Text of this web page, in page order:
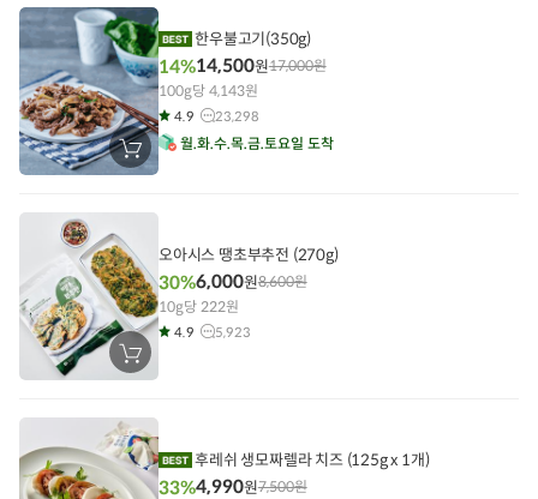
에
담
기
장
바
에
기
한우불고기(350g)
14%14,500원17,000원
100g당 4,143원
4.9 23,298
월 화 수 목 금 토요일 도착
장
바
에
담
기
오아시스 땡초부추전 (270g)
30%6,000원8,600원
10g당 222원
4.9 5,923
후레쉬 생모짜렐라 치즈 (125g x 1개)
33%4,990원7,500원